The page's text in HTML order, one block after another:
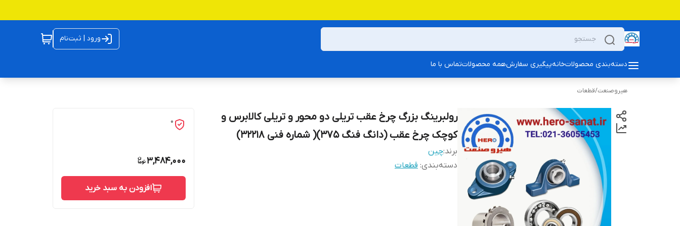
ورود | ثبت‌نام
دسته‌بندی محصولاتخانهپیگیری سفارشهمه محصولاتتماس با ما
هیروصنعت/قطعات
رولبرینگ بزرگ چرخ عقب تریلی دو محور و تریلی کالابرس و
کوچک چرخ عقب (دانگ فنگ 375)( شماره فنی 32218)
برند:چین
دسته‌بندی: قطعات
0
3,484,000
افزودن به سبد خرید